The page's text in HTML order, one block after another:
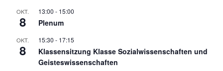
OKT.
8
13:00 - 15:00
Plenum
OKT.
8
15:30 - 17:15
Klassensitzung Klasse Sozialwissenschaften und
Geisteswissenschaften